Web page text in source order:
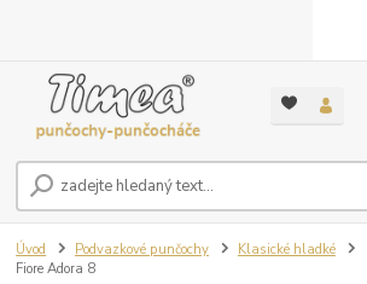
Úvod Podvazkové punčochy Klasické hladké
Fiore Adora 8